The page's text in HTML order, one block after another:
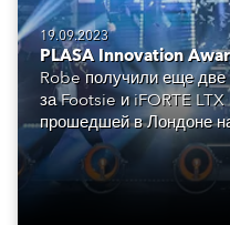
19.09.2023
PLASA Innovation
Robe получили еще
за Footsie и iFORTE
прошедшей в Лондоне